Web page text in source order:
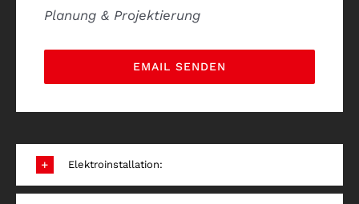
Planung & Projektierung
EMAIL SENDEN
Elektroinstallation: